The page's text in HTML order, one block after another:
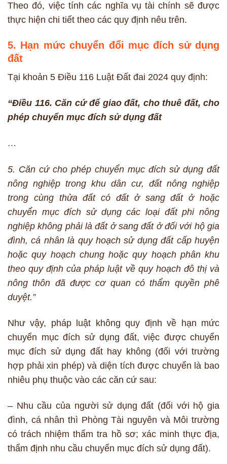
Theo đó, việc tính các nghĩa vụ tài chính sẽ được
thực hiện chi tiết theo các quy định nêu trên.
5. Hạn mức chuyển đổi mục đích sử dụng
đất
Tại khoản 5 Điều 116 Luật Đất đai 2024 quy định:
“Điều 116. Căn cứ để giao đất, cho thuê đất, cho
phép chuyển mục đích sử dụng đất
…
5. Căn cứ cho phép chuyển mục đích sử dụng đất
nông nghiệp trong khu dân cư, đất nông nghiệp
trong cùng thửa đất có đất ở sang đất ở hoặc
chuyển mục đích sử dụng các loại đất phi nông
nghiệp không phải là đất ở sang đất ở đối với hộ gia
đình, cá nhân là quy hoạch sử dụng đất cấp huyện
hoặc quy hoạch chung hoặc quy hoạch phân khu
theo quy định của pháp luật về quy hoạch đô thị và
nông thôn đã được cơ quan có thẩm quyền phê
duyệt.”
Như vậy, pháp luật không quy định về hạn mức
chuyển mục đích sử dụng đất, việc được chuyển
mục đích sử dụng đất hay không (đối với trường
hợp phải xin phép) và diện tích được chuyển là bao
nhiêu phụ thuộc vào các căn cứ sau:
– Nhu cầu của người sử dụng đất (đối với hộ gia
đình, cá nhân thì Phòng Tài nguyên và Môi trường
có trách nhiệm thẩm tra hồ sơ; xác minh thực địa,
thẩm định nhu cầu chuyển mục đích sử dụng đất).